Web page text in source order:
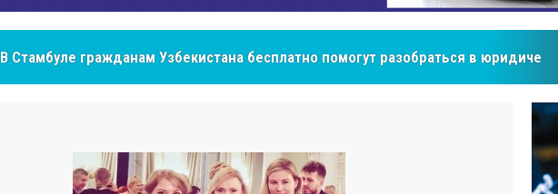
NCS Jeans: турецкий бренд, покоривший сердца покупателей Центральной Азии